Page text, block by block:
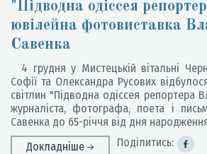
"Підводна одіссея
ювілейна фотовиставка
Савенка
4 грудня у Мистецькій вітальні
Софії та Олександра Русових
світлин "Підводна одіссея репортера
журналіста, фотографа, поета і
Савенка до 65-річчя від дня
Докладніше
Поділитись: